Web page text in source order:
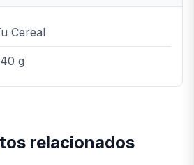
Cereal
g
relacionados